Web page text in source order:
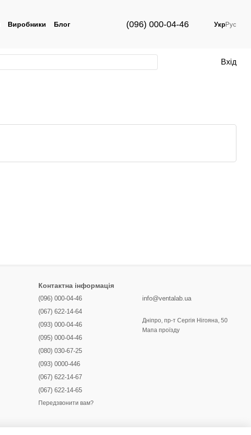
Виробники
Блог
(096) 000-04-46 УкрРус
Вхід
Контактна інформація
(096) 000-04-46
(067) 622-14-64
(093) 000-04-46
(095) 000-04-46
(080) 030-67-25
(093) 0000-446
(067) 622-14-67
(067) 622-14-65
Передзвонити вам?
info@ventalab.ua
Дніпро, пр-т Сергія Нігояна, 50
Мапа проїзду